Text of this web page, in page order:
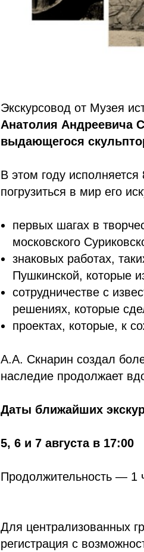
Экскурсовод от Музея
Анатолия Андреевича
выдающегося
В этом году
погрузиться в мир его
первых шагах в
московского
знаковых работах,
Пушкинской, которые
сотрудничестве с
решениях, которые
проектах, которые, к
А.А. Скнарин создал
наследие продолжает
Даты ближайших
5, 6 и 7 августа в 17:00
Продолжительность — 1
Для централизованных
регистрация с